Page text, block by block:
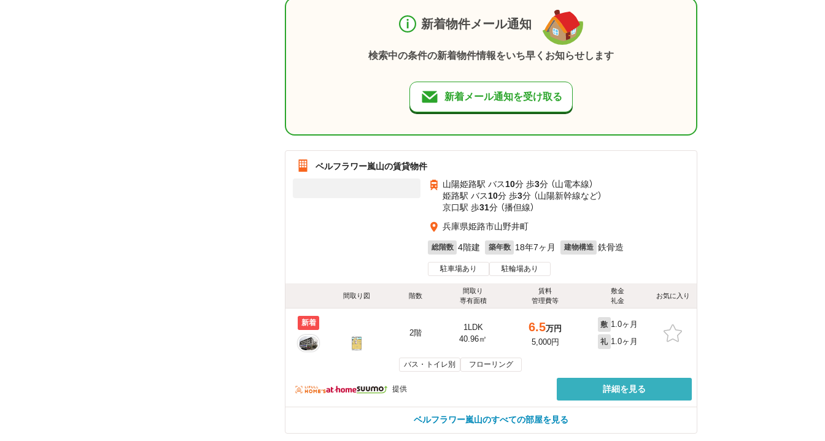
新着物件メール通知
検索中の条件の新着物件情報をいち早くお知らせします
新着メール通知を受け取る
ベルフラワー嵐山の賃貸物件
山陽姫路駅 バス10分 歩3分 （山電本線）
姫路駅 バス10分 歩3分 （山陽新幹線など）
京口駅 歩31分 （播但線）
兵庫県姫路市山野井町
総階数 4階建 築年数 18年7ヶ月 建物構造 鉄骨造
駐車場あり 駐輪場あり
間取り図 階数
間取り
専有面積
賃料
管理費等
敷金
礼金
お気に入り
新着
2階
1LDK
40.96㎡
6.5万円
5,000円
敷 1.0ヶ月
礼 1.0ヶ月
バス・トイレ別 フローリング
提供 詳細を見る
ベルフラワー嵐山のすべての部屋を見る